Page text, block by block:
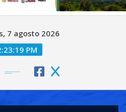
7 agosto 2026
PM